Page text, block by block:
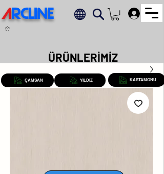
ARCLINE
ÇAMSAN YILDIZ KASTAMONU
ÜRÜNLERİMİZ